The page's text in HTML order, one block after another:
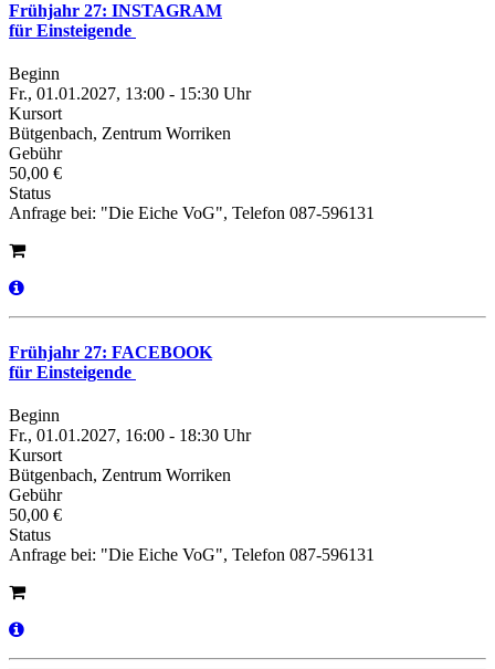
Frühjahr 27: INSTAGRAM
für Einsteigende
Beginn
Fr., 01.01.2027, 13:00 - 15:30 Uhr
Kursort
Bütgenbach, Zentrum Worriken
Gebühr
50,00 €
Status
Anfrage bei: "Die Eiche VoG", Telefon 087-596131
Frühjahr 27: FACEBOOK
für Einsteigende
Beginn
Fr., 01.01.2027, 16:00 - 18:30 Uhr
Kursort
Bütgenbach, Zentrum Worriken
Gebühr
50,00 €
Status
Anfrage bei: "Die Eiche VoG", Telefon 087-596131